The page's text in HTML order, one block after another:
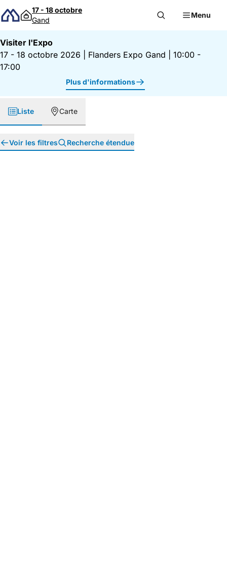
Passer au contenu
17 - 18 octobre
Gand
Menu
Visiter l'Expo
17 - 18 octobre 2026
Flanders Expo Gand
10:00 -
17:00
Plus d'informations
Liste Carte
Voir les filtres Recherche étendue